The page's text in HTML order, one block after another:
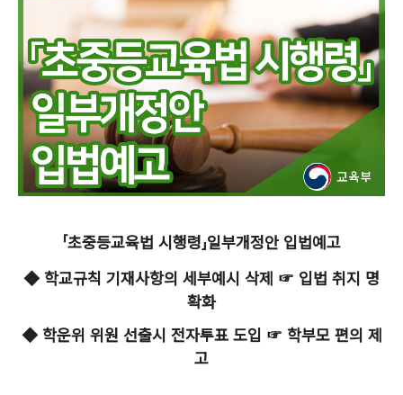
「초중등교육법 시행령」일부개정안 입법예고
◆학교규칙 기재사항의 세부예시 삭제 ☞ 입법 취지 명
확화
◆학운위 위원 선출시 전자투표 도입 ☞ 학부모 편의 제
고